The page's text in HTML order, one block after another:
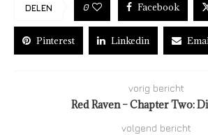
DELEN 0 Facebook
Pinterest Linkedin
vorig bericht
Red Raven – Chapter Two:
volgend bericht